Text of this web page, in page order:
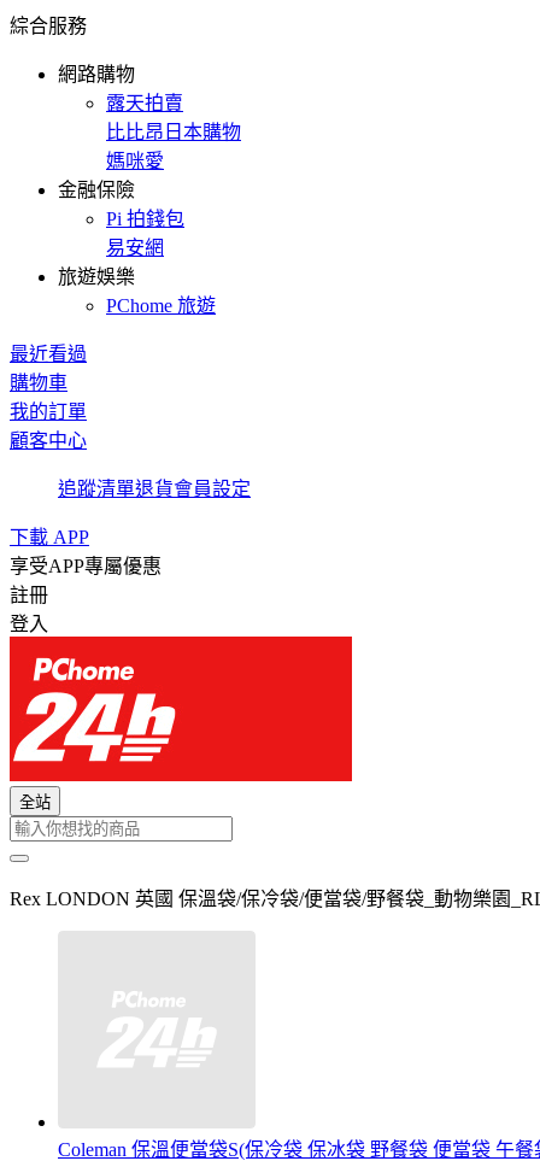
綜合服務
網路購物
露天拍賣
比比昂日本購物
媽咪愛
金融保險
Pi 拍錢包
易安網
旅遊娛樂
PChome 旅遊
最近看過
購物車
我的訂單
顧客中心
追蹤清單退貨會員設定
下載 APP
享受APP專屬優惠
註冊
登入
全站
Rex LONDON 英國 保溫袋/保冷袋/便當袋/野餐袋_動物樂園
Coleman 保溫便當袋S(保冷袋 保冰袋 野餐袋 便當袋 午